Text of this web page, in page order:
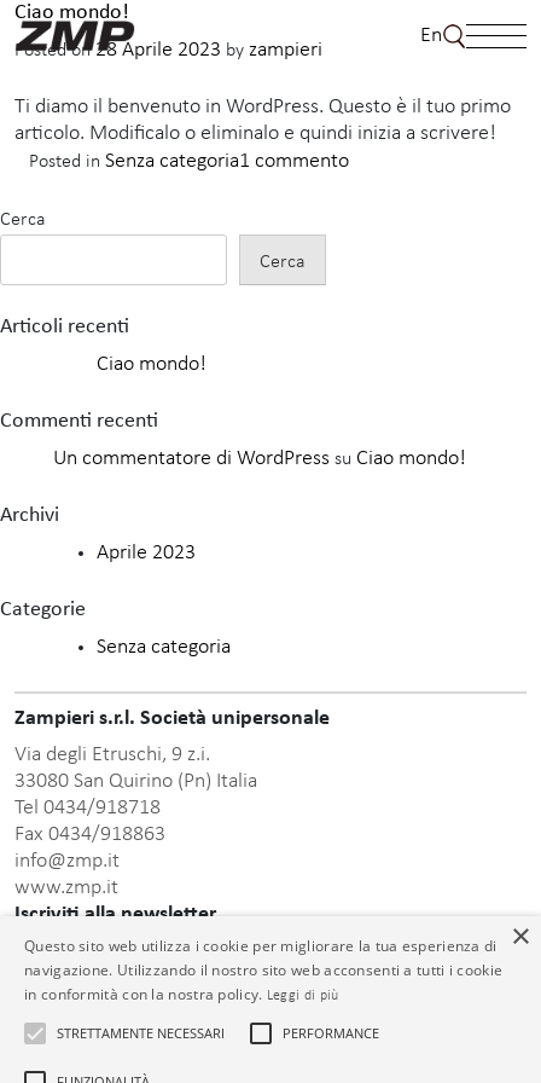
Skip
to
En
Ciao mondo!
Posted on28 Aprile 2023 by zampieri
Ti diamo il benvenuto in WordPress. Questo è il tuo primo
articolo. Modificalo o eliminalo e quindi inizia a scrivere!
Posted in Senza categoria1 commentosu
Cerca
Cerca
Articoli recenti
Ciao mondo!
Commenti recenti
Un commentatore di WordPress su Ciao mondo!
Archivi
Aprile 2023
Categorie
Senza categoria
Zampieri s.r.l. Società unipersonale
Via degli Etruschi, 9 z.i.
33080 San Quirino (Pn) Italia
Tel 0434/918718
Fax 0434/918863
info@zmp.it
www.zmp.it
Iscriviti alla newsletter
Inserisci indirizzo Email
×
Questo sito web utilizza i cookie per migliorare la tua esperienza di
navigazione. Utilizzando il nostro sito web acconsenti a tutti i cookie
in conformità con la nostra policy. Leggi di più
STRETTAMENTE NECESSARI PERFORMANCE